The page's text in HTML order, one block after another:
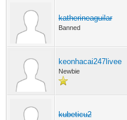
katherineaguilar
Banned
keonhacai247livee
Newbie
kubeticu2